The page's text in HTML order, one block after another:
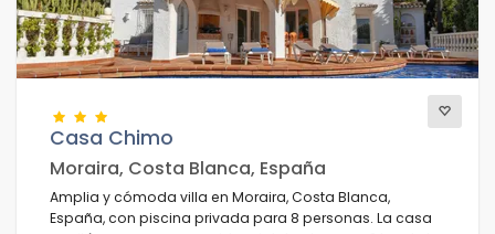
Casa Chimo
Moraira, Costa Blanca, España
Amplia y cómoda villa en Moraira, Costa Blanca,
España, con piscina privada para 8 personas. La casa